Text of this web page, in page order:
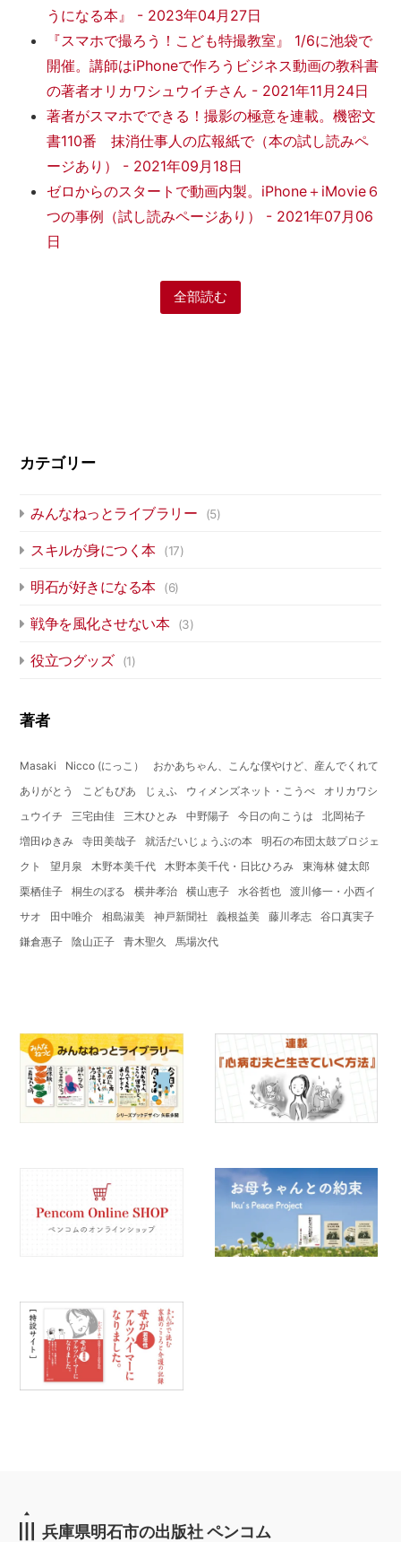
うになる本』
- 2023年04月27日
『スマホで撮ろう！こども特撮教室』 1/6に池袋で
開催。講師はiPhoneで作ろうビジネス動画の教科書
の著者オリカワシュウイチさん - 2021年11月24日
著者がスマホでできる！撮影の極意を連載。機密文
書110番 抹消仕事人の広報紙で（本の試し読みペ
ージあり）
- 2021年09月18日
ゼロからのスタートで動画内製。iPhone＋iMovie６
つの事例（試し読みページあり）
- 2021年07月06
日
全部読む
カテゴリー
みんなねっとライブラリー (5)
スキルが身につく本 (17)
明石が好きになる本 (6)
戦争を風化させない本 (3)
役立つグッズ (1)
著者
Masaki Nicco (にっこ）
おかあちゃん、こんな僕やけど、産んでくれて
ありがとう
こどもぴあ じぇふ ウィメンズネット・こうべ
オリカワシ
ュウイチ
三宅由佳 三木ひとみ 中野陽子 今日の向こうは
北岡祐子
増田ゆきみ
寺田美哉子 就活だいじょうぶの本
明石の布団太鼓プロジェ
クト
望月泉 木野本美千代 木野本美千代・日比ひろみ
東海林 健太郎
栗栖佳子
桐生のぼる 横井孝治 横山恵子 水谷哲也
渡川修一・小西イ
サオ
田中唯介 相島淑美 神戸新聞社 義根益美 藤川孝志
谷口真実子
鎌倉惠子
陰山正子 青木聖久 馬場次代
兵庫県明石市の出版社 ペンコム